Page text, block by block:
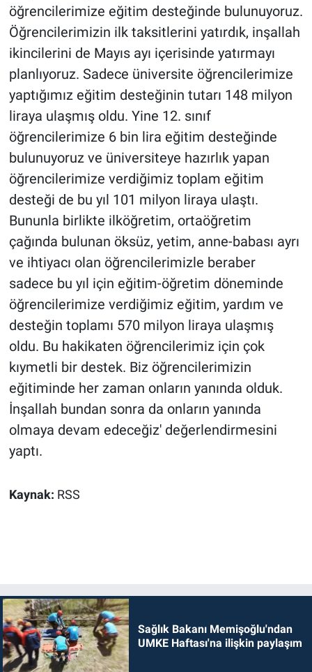
öğrencilerimize eğitim desteğinde bulunuyoruz.
Öğrencilerimizin ilk taksitlerini yatırdık, inşallah
ikincilerini de Mayıs ayı içerisinde yatırmayı
planlıyoruz. Sadece üniversite öğrencilerimize
yaptığımız eğitim desteğinin tutarı 148 milyon
liraya ulaşmış oldu. Yine 12. sınıf
öğrencilerimize 6 bin lira eğitim desteğinde
bulunuyoruz ve üniversiteye hazırlık yapan
öğrencilerimize verdiğimiz toplam eğitim
desteği de bu yıl 101 milyon liraya ulaştı.
Bununla birlikte ilköğretim, ortaöğretim
çağında bulunan öksüz, yetim, anne-babası ayrı
ve ihtiyacı olan öğrencilerimizle beraber
sadece bu yıl için eğitim-öğretim döneminde
öğrencilerimize verdiğimiz eğitim, yardım ve
desteğin toplamı 570 milyon liraya ulaşmış
oldu. Bu hakikaten öğrencilerimiz için çok
kıymetli bir destek. Biz öğrencilerimizin
eğitiminde her zaman onların yanında olduk.
İnşallah bundan sonra da onların yanında
olmaya devam edeceğiz' değerlendirmesini
yaptı.
Kaynak: RSS
Sağlık Bakanı Memişoğlu'ndan
UMKE Haftası'na ilişkin paylaşım